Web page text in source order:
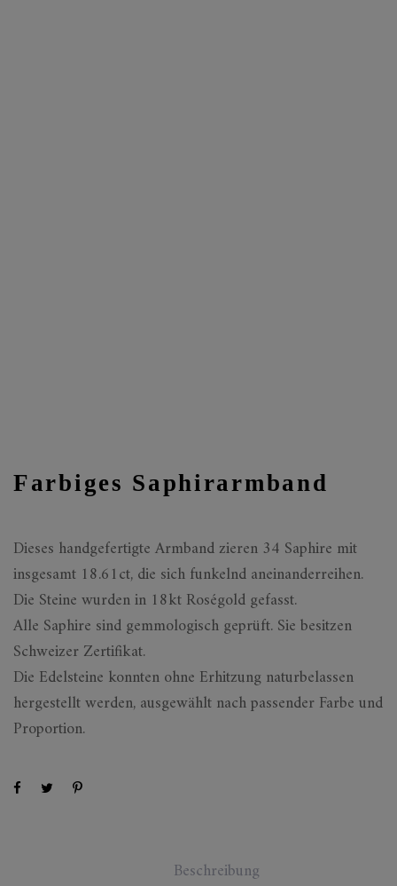
Farbiges Saphirarmband
Dieses handgefertigte Armband zieren 34 Saphire mit
insgesamt 18.61ct, die sich funkelnd aneinanderreihen.
Die Steine wurden in 18kt Roségold gefasst.
Alle Saphire sind gemmologisch geprüft. Sie besitzen
Schweizer Zertifikat.
Die Edelsteine konnten ohne Erhitzung naturbelassen
hergestellt werden, ausgewählt nach passender Farbe und
Proportion.
Beschreibung